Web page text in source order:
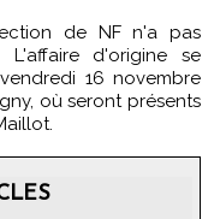
de NF n'a pas
L'affaire d'origine se
16 novembre
où seront présents